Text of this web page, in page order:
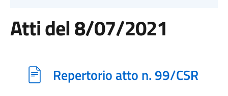
Atti del 8/07/2021
Repertorio atto n. 99/CSR